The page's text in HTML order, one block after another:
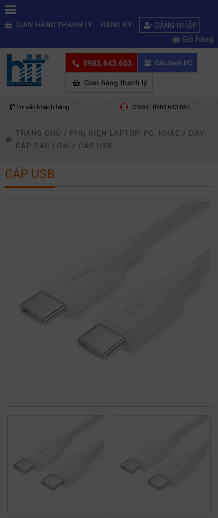
GIAN HÀNG THANH LÝ ĐĂNG KÝ ĐĂNG NHẬP
Giỏ hàng
0983.643.653 Cấu hình PC
Gian hàng thanh lý
Tư vấn khách hàng CSKH: 0983.643.653
TRANG CHỦ / PHỤ KIỆN LAPTOP, PC, KHÁC / DÂY
CÁP CÁC LOẠI / CÁP USB
CÁP USB